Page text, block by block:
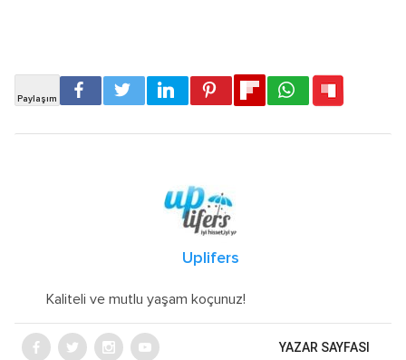
Uplifers
Kaliteli ve mutlu yaşam koçunuz!
YAZAR SAYFASI